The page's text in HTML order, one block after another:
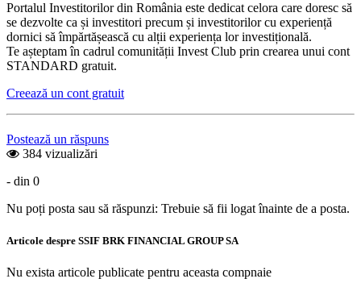
Portalul Investitorilor din România este dedicat celora care doresc să
se dezvolte ca și investitori precum și investitorilor cu experiență
dornici să împărtășească cu alții experiența lor investițională.
Te așteptam în cadrul comunității Invest Club prin crearea unui cont
STANDARD gratuit.
Creează un cont gratuit
Postează un răspuns
384 vizualizări
- din 0
Nu poți posta sau să răspunzi: Trebuie să fii logat înainte de a posta.
Articole despre SSIF BRK FINANCIAL GROUP SA
Nu exista articole publicate pentru aceasta compnaie